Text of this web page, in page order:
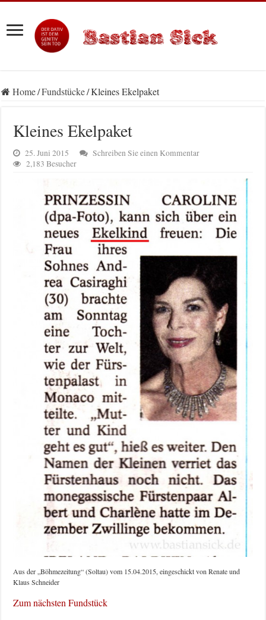
Home/Fundstücke/Kleines Ekelpaket
Kleines Ekelpaket
25. Juni 2015
Schreiben Sie einen Kommentar
2,183 Besucher
Aus der „Böhmezeitung“ (Soltau) vom 15.04.2015, eingeschickt von Renate und
Klaus Schneider
Zum nächsten Fundstück